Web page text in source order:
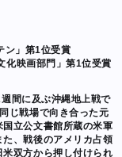
ン」第1位受賞
化映画部門」第1位受賞
間に及ぶ沖縄地上戦で
じ戦場で向き合った元
立公文書館所蔵の米軍
、戦後のアメリカ占領
双方から押し付けられ